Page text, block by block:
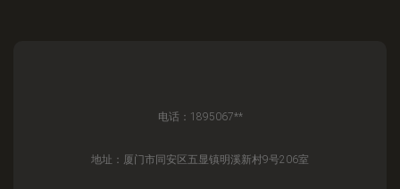
电话：1895067**
地址：厦门市同安区五显镇明溪新村9号206室